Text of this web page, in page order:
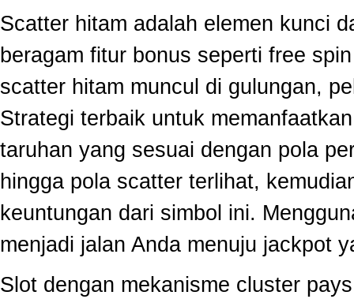
Scatter hitam adalah elemen kunci
beragam fitur bonus seperti free
scatter hitam muncul di gulungan,
Strategi terbaik untuk
taruhan yang sesuai dengan pola
hingga pola scatter terlihat,
keuntungan dari simbol ini.
menjadi jalan Anda menuju jackpot
Slot dengan mekanisme cluster